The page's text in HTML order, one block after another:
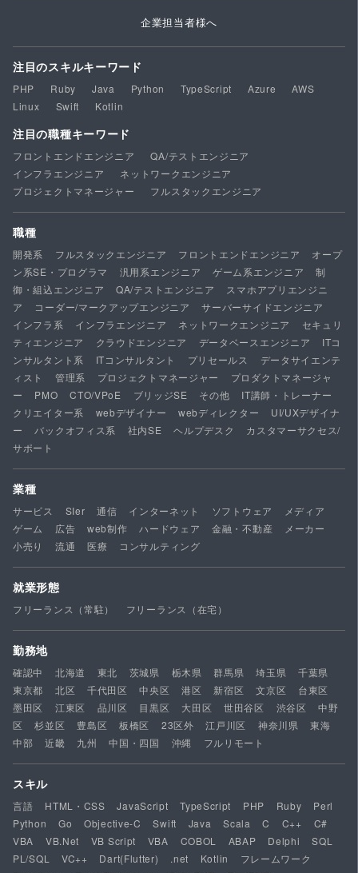
企業担当者様へ
注目のスキルキーワード
PHP Ruby Java Python TypeScript Azure
AWS
Linux
Swift Kotlin
注目の職種キーワード
フロントエンドエンジニア
QA/テストエンジニア
インフラエンジニア
ネットワークエンジニア
プロジェクトマネージャー
フルスタックエンジニア
職種
開発系 フルスタックエンジニア フロントエンドエンジニア
オープ
ン系SE・プログラマ
汎用系エンジニア ゲーム系エンジニア
制
御・組込エンジニア
QA/テストエンジニア
スマホアプリエンジニ
ア
コーダー/マークアップエンジニア
サーバーサイドエンジニア
インフラ系
インフラエンジニア ネットワークエンジニア
セキュリ
ティエンジニア
クラウドエンジニア データベースエンジニア
ITコ
ンサルタント系
ITコンサルタント プリセールス
データサイエンテ
ィスト
管理系 プロジェクトマネージャー
プロダクトマネージャ
ー
PMO CTO/VPoE ブリッジSE その他
IT講師・トレーナー
クリエイター系
webデザイナー webディレクター
UI/UXデザイナ
ー
バックオフィス系 社内SE ヘルプデスク
カスタマーサクセス/
サポート
業種
サービス SIer 通信 インターネット ソフトウェア
メディア
ゲーム
広告 web制作 ハードウェア 金融・不動産
メーカー
小売り
流通 医療 コンサルティング
就業形態
フリーランス（常駐） フリーランス（在宅）
勤務地
確認中 北海道 東北 茨城県 栃木県 群馬県 埼玉県
千葉県
東京都
北区 千代田区 中央区 港区 新宿区 文京区
台東区
墨田区
江東区 品川区 目黒区 大田区 世田谷区 渋谷区
中野
区
杉並区 豊島区 板橋区 23区外 江戸川区 神奈川県
東海
中部
近畿 九州 中国・四国 沖縄 フルリモート
スキル
言語 HTML・CSS JavaScript TypeScript PHP Ruby
Perl
Python
Go Objective-C Swift Java Scala C C++
C#
VBA
VB.Net VB Script VBA COBOL ABAP Delphi
SQL
PL/SQL
VC++ Dart(Flutter) .net Kotlin
フレームワーク